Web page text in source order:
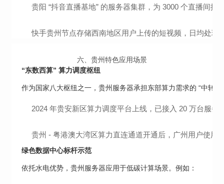
贵阳 “抖音直播基地” 的服务器集群，为 3000 个直播间
快手贵州节点存储西南地区用户上传的短视频，日均处理
六、 贵州特色应用场景
“东数西算” 算力调度枢纽
作为国家八大枢纽之一，贵州服务器承担东部算力需求的 “中转”
2024 年贵安新区算力调度平台上线，已接入 20 万台服
贵州 - 粤港澳大湾区算力直连通道开通后，广州用户使用
绿色数据中心标杆示范
依托水电优势，贵州服务器应用于低碳计算场景。例如：